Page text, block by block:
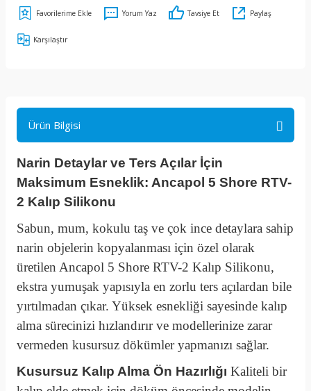
Yorum Yaz Tavsiye Et Paylaş
Karşılaştır
Ürün Bilgisi
Narin Detaylar ve Ters Açılar İçin
Maksimum Esneklik: Ancapol 5 Shore RTV-
2 Kalıp Silikonu
Sabun, mum, kokulu taş ve çok ince detaylara sahip
narin objelerin kopyalanması için özel olarak
üretilen Ancapol 5 Shore RTV-2 Kalıp Silikonu,
ekstra yumuşak yapısıyla en zorlu ters açılardan bile
yırtılmadan çıkar. Yüksek esnekliği sayesinde kalıp
alma sürecinizi hızlandırır ve modellerinize zarar
vermeden kusursuz dökümler yapmanızı sağlar.
Kusursuz Kalıp Alma Ön Hazırlığı Kaliteli bir